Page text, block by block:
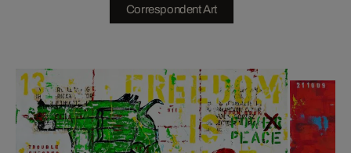
Correspondent Art